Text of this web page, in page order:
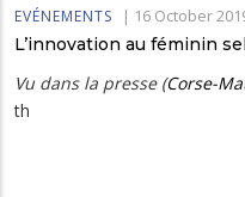
EVÉNEMENTS | 16 October
L’innovation au féminin
Vu dans la presse (Corse-
th